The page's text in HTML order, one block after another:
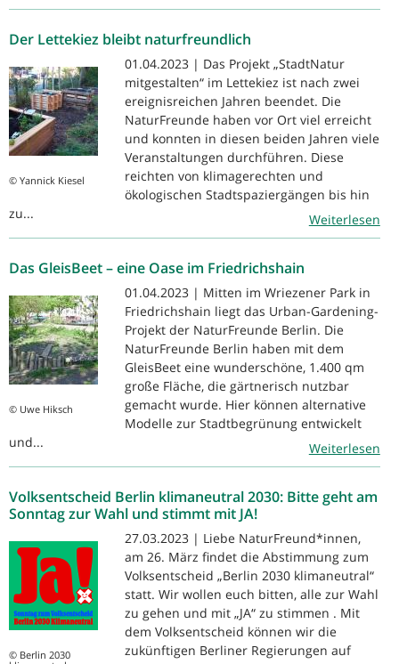
Der Lettekiez bleibt naturfreundlich
© Yannick Kiesel
01.04.2023 | Das Projekt „StadtNatur
mitgestalten“ im Lettekiez ist nach zwei
ereignisreichen Jahren beendet. Die
NaturFreunde haben vor Ort viel erreicht
und konnten in diesen beiden Jahren viele
Veranstaltungen durchführen. Diese
reichten von klimagerechten und
ökologischen Stadtspaziergängen bis hin
zu...
Weiterlesen
Das GleisBeet – eine Oase im Friedrichshain
© Uwe Hiksch
01.04.2023 | Mitten im Wriezener Park in
Friedrichshain liegt das Urban-Gardening-
Projekt der NaturFreunde Berlin. Die
NaturFreunde Berlin haben mit dem
GleisBeet eine wunderschöne, 1.400 qm
große Fläche, die gärtnerisch nutzbar
gemacht wurde. Hier können alternative
Modelle zur Stadtbegrünung entwickelt
und...
Weiterlesen
Volksentscheid Berlin klimaneutral 2030: Bitte geht am
Sonntag zur Wahl und stimmt mit JA!
© Berlin 2030
27.03.2023 | Liebe NaturFreund*innen,
am 26. März findet die Abstimmung zum
Volksentscheid „Berlin 2030 klimaneutral“
statt. Wir wollen euch bitten, alle zur Wahl
zu gehen und mit „JA“ zu stimmen . Mit
dem Volksentscheid können wir die
zukünftigen Berliner Regierungen auf